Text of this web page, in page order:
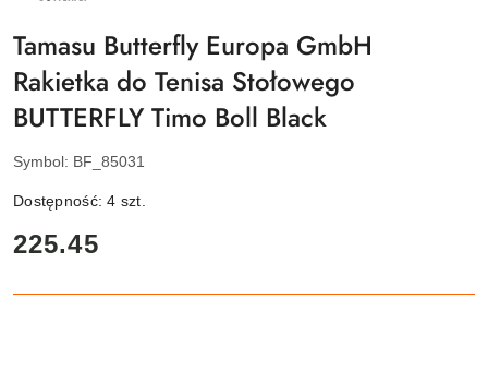
Tamasu Butterfly Europa GmbH
Rakietka do Tenisa Stołowego
BUTTERFLY Timo Boll Black
Symbol: BF_85031
Dostępność:4 szt.
cena:
225.45